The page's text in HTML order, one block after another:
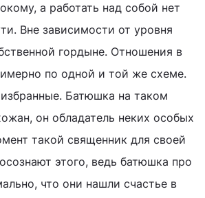
а работать над собой нет
Вне зависимости от уровня
гордыне. Отношения в
по одной и той же схеме.
Батюшка на таком
он обладатель неких особых
такой священник для своей
этого, ведь батюшка про
что они нашли счастье в